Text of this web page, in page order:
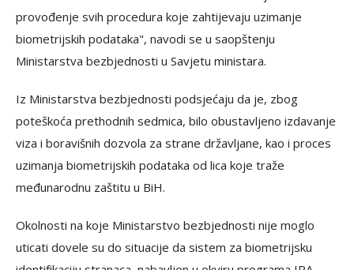
provođenje svih procedura koje zahtijevaju uzimanje
biometrijskih podataka", navodi se u saopštenju
Ministarstva bezbjednosti u Savjetu ministara.
Iz Ministarstva bezbjednosti podsjećaju da je, zbog
poteškoća prethodnih sedmica, bilo obustavljeno izdavanje
viza i boravišnih dozvola za strane državljane, kao i proces
uzimanja biometrijskih podataka od lica koje traže
međunarodnu zaštitu u BiH.
Okolnosti na koje Ministarstvo bezbjednosti nije moglo
uticati dovele su do situacije da sistem za biometrijsku